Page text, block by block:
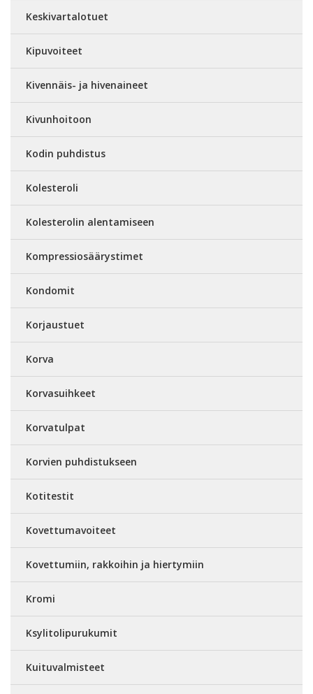
Keskivartalotuet
Kipuvoiteet
Kivennäis- ja hivenaineet
Kivunhoitoon
Kodin puhdistus
Kolesteroli
Kolesterolin alentamiseen
Kompressiosäärystimet
Kondomit
Korjaustuet
Korva
Korvasuihkeet
Korvatulpat
Korvien puhdistukseen
Kotitestit
Kovettumavoiteet
Kovettumiin, rakkoihin ja hiertymiin
Kromi
Ksylitolipurukumit
Kuituvalmisteet